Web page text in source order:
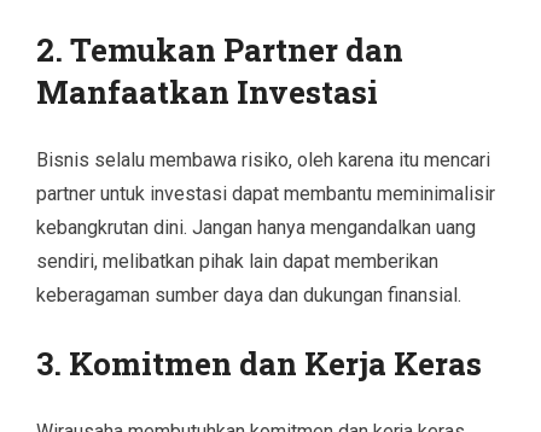
2. Temukan Partner dan
Manfaatkan Investasi
Bisnis selalu membawa risiko, oleh karena itu mencari
partner untuk investasi dapat membantu meminimalisir
kebangkrutan dini. Jangan hanya mengandalkan uang
sendiri, melibatkan pihak lain dapat memberikan
keberagaman sumber daya dan dukungan finansial.
3. Komitmen dan Kerja Keras